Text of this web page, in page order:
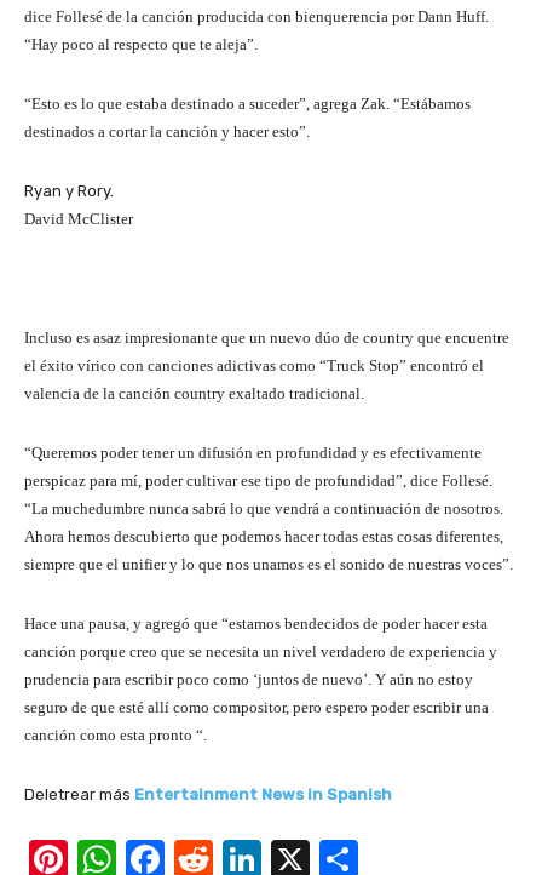
dice Follesé de la canción producida con bienquerencia por Dann Huff.
“Hay poco al respecto que te aleja”.
“Esto es lo que estaba destinado a suceder”, agrega Zak. “Estábamos
destinados a cortar la canción y hacer esto”.
Ryan y Rory.
David McClister
Incluso es asaz impresionante que un nuevo dúo de country que encuentre
el éxito vírico con canciones adictivas como “Truck Stop” encontró el
valencia de la canción country exaltado tradicional.
“Queremos poder tener un difusión en profundidad y es efectivamente
perspicaz para mí, poder cultivar ese tipo de profundidad”, dice Follesé.
“La muchedumbre nunca sabrá lo que vendrá a continuación de nosotros.
Ahora hemos descubierto que podemos hacer todas estas cosas diferentes,
siempre que el unifier y lo que nos unamos es el sonido de nuestras voces”.
Hace una pausa, y agregó que “estamos bendecidos de poder hacer esta
canción porque creo que se necesita un nivel verdadero de experiencia y
prudencia para escribir poco como ‘juntos de nuevo’. Y aún no estoy
seguro de que esté allí como compositor, pero espero poder escribir una
canción como esta pronto “.
Deletrear más Entertainment News in Spanish
Pi
W
F
R
Li
X